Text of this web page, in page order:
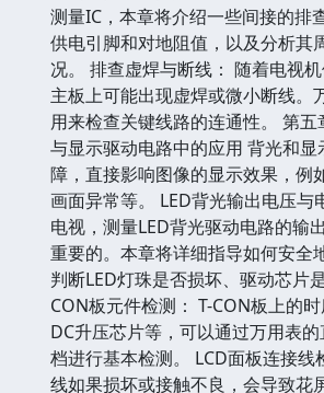
测量IC，本章将介绍一些间接的排
供电引脚和对地阻值，以及分析其
况。 排查虚焊与断线： 随着电视
主板上可能出现虚焊或微小断线。
用来检查关键线路的连通性。 第
与显示驱动电路中的应用 背光和显
障，直接影响图像的显示效果，例
画面异常等。 LED背光输出电压与
电视，测量LED背光驱动电路的输
重要的。本章将详细指导如何安全
判断LED灯珠是否损坏、驱动芯片
CON板元件检测： T-CON板上的
DC升压芯片等，可以通过万用表
档进行基本检测。 LCD面板连接线
线如果损坏或接触不良，会导致花